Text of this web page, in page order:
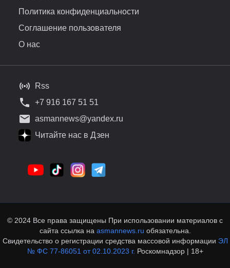
Политика конфиденциальности
Соглашение пользователя
О нас
Rss
+7 916 167 51 51
asmannews@yandex.ru
Читайте нас в Дзен
© 2024 Все права защищены При использовании материалов с
сайта ссылка на asmannews.ru обязательна.
Свидетельство о регистрации средства массовой информации ЭЛ
№ ФС 77-86051 от 02.10.2023 г. Роскомнадзор | 18+